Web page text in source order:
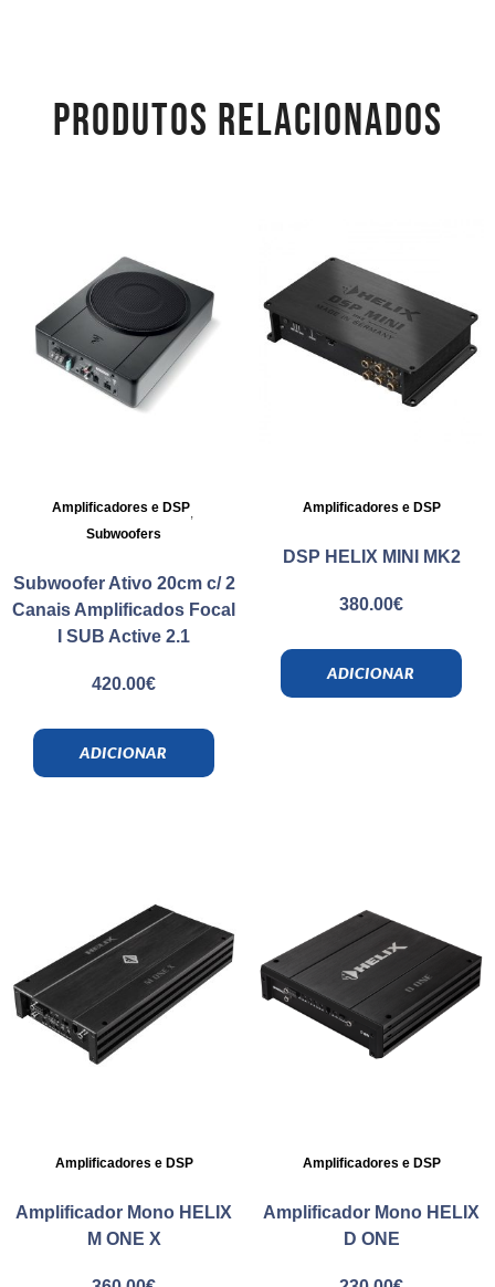
PRODUTOS RELACIONADOS
Amplificadores e DSP,
Subwoofers
Subwoofer Ativo 20cm c/ 2
Canais Amplificados Focal
I SUB Active 2.1
420.00€
ADICIONAR
Amplificadores e DSP
DSP HELIX MINI MK2
380.00€
ADICIONAR
Amplificadores e DSP
Amplificador Mono HELIX
M ONE X
Amplificadores e DSP
Amplificador Mono HELIX
D ONE